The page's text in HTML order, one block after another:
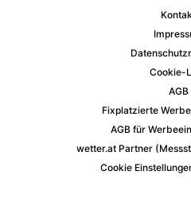
Cookie-
AGB
Fixplatzierte
AGB für
wetter.at Partner
Cookie